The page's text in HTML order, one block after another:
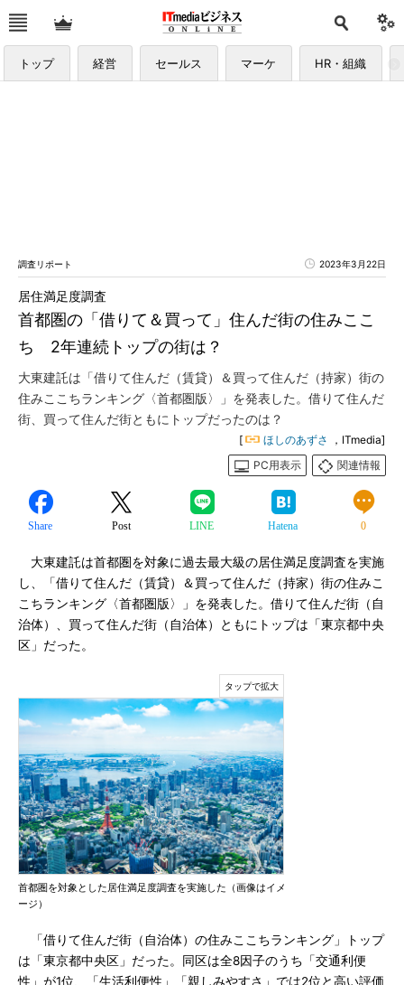
トップ 経営 セールス マーケ HR・組織
調査リポート 2023年3月22日
首都圏の「借りて＆買って」住んだ街の住みここ
ち 2年連続トップの街は？
居住満足度調査
大東建託は「借りて住んだ（賃貸）＆買って住んだ（持家）街の
住みここちランキング〈首都圏版〉」を発表した。借りて住んだ
街、買って住んだ街ともにトップだったのは？
[ ほしのあずさ
，ITmedia]
PC用表示
関連情報
Share Post LINE Hatena 0
大東建託は首都圏を対象に過去最大級の居住満足度調査を実施
し、「借りて住んだ（賃貸）＆買って住んだ（持家）街の住みこ
こちランキング〈首都圏版〉」を発表した。借りて住んだ街（自
治体）、買って住んだ街（自治体）ともにトップは「東京都中央
区」だった。
首都圏を対象とした居住満足度調査を実施した（画像はイメ
ージ）
「借りて住んだ街（自治体）の住みここちランキング」トップ
は「東京都中央区」だった。同区は全8因子のうち「交通利便
性」が1位、「生活利便性」「親しみやすさ」では2位と高い評価